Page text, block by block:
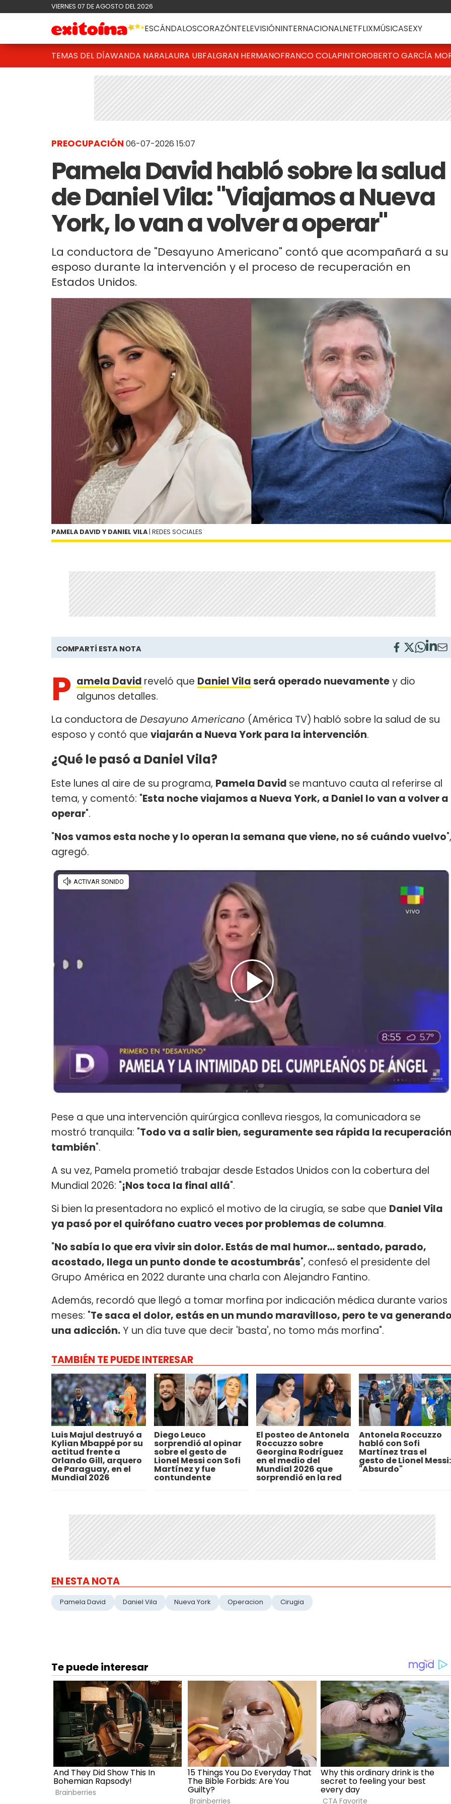
VIERNES 07 DE AGOSTO DEL 2026
ESCÁNDALOSCORAZÓNTELEVISIÓNINTERNACIONALNETFLIXMÚSICASEXY
TEMAS DEL DÍAWANDA NARALAURA UBFALGRAN HERMANOFRANCO COLAPINTOROBERTO GARCÍA
PREOCUPACIÓN 06-07-2026 15:07
Pamela David habló sobre la salud
de Daniel Vila: "Viajamos a Nueva
York, lo van a volver a operar"
La conductora de "Desayuno Americano" contó que acompañará a su
esposo durante la intervención y el proceso de recuperación en
Estados Unidos.
PAMELA DAVID Y DANIEL VILA | REDES SOCIALES
COMPARTÍ ESTA NOTA
P amela David reveló que Daniel Vilaserá operado nuevamentey dio
algunos detalles.
La conductora de Desayuno Americano (América TV) habló sobre la salud de su
esposo y contó que viajarán a Nueva York para la intervención.
¿Qué le pasó a Daniel Vila?
Este lunes al aire de su programa, Pamela David se mantuvo cauta al referirse al
tema, y comentó: "Esta noche viajamos a Nueva York, a Daniel lo van a volver a
operar".
"Nos vamos esta noche y lo operan la semana que viene, no sé cuándo vuelvo",
agregó.
Pese a que una intervención quirúrgica conlleva riesgos, la comunicadora se
mostró tranquila: "Todo va a salir bien, seguramente sea rápida la
también".
A su vez, Pamela prometió trabajar desde Estados Unidos con la cobertura del
Mundial 2026: "¡Nos toca la final allá".
Si bien la presentadora no explicó el motivo de la cirugía, se sabe que Daniel Vila
ya pasó por el quirófano cuatro veces por problemas de columna.
"No sabía lo que era vivir sin dolor. Estás de mal humor... sentado, parado,
acostado, llega un punto donde te acostumbrás", confesó el presidente del
Grupo América en 2022 durante una charla con Alejandro Fantino.
Además, recordó que llegó a tomar morfina por indicación médica durante varios
meses: "Te saca el dolor, estás en un mundo maravilloso, pero te va
una adicción.Y un día tuve que decir 'basta', no tomo más morfina".
TAMBIÉN TE PUEDE INTERESAR
Luis Majul destruyó a
Kylian Mbappé por su
actitud frente a
Orlando Gill, arquero
de Paraguay, en el
Mundial 2026
Diego Leuco
sorprendió al opinar
sobre el gesto de
Lionel Messi con Sofi
Martínez y fue
contundente
El posteo de Antonela
Roccuzzo sobre
Georgina Rodríguez
en el medio del
Mundial 2026 que
sorprendió en la red
Antonela Roccuzzo
habló con Sofi
Martínez tras el
gesto de Lionel Messi:
"Absurdo"
EN ESTA NOTA
Pamela David Daniel Vila Nueva York Operacion Cirugia